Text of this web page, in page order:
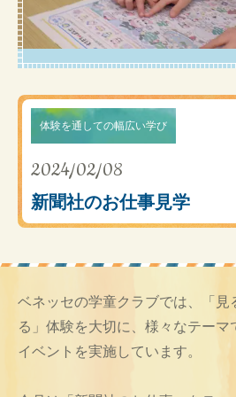
体験を通しての幅広い学び
2024/02/08
新聞社のお仕事見学
ベネッセの学童クラブでは、「見
る」体験を大切に、様々なテーマ
イベントを実施しています。